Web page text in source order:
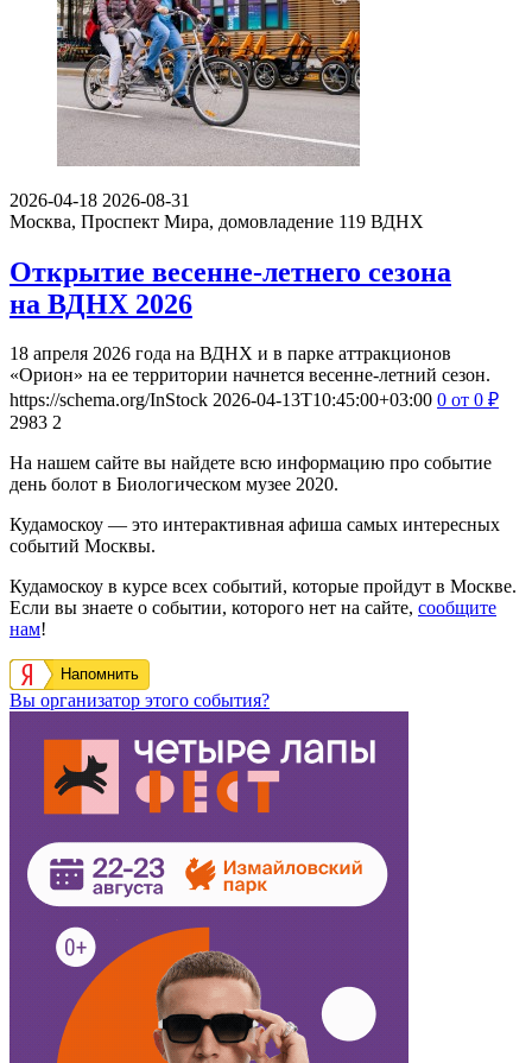
2026-04-18 2026-08-31
Москва, Проспект Мира, домовладение 119 ВДНХ
Открытие весенне-летнего сезона
на ВДНХ 2026
18 апреля 2026 года на ВДНХ и в парке аттракционов
«Орион» на ее территории начнется весенне-летний сезон.
https://schema.org/InStock 2026-04-13T10:45:00+03:00 0 от 0 ₽
2983 2
На нашем сайте вы найдете всю информацию про событие
день болот в Биологическом музее 2020.
Кудамоскоу — это интерактивная афиша самых интересных
событий Москвы.
Кудамоскоу в курсе всех событий, которые пройдут в Москве.
Если вы знаете о событии, которого нет на сайте, сообщите
нам!
Напомнить
Вы организатор этого события?